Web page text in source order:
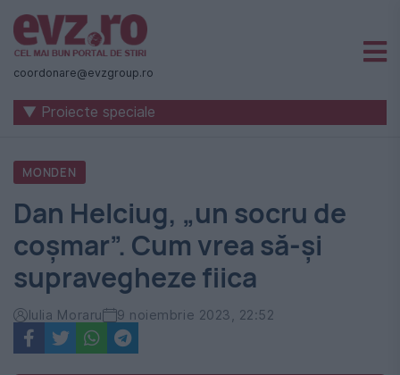
Știri
naționale
internaționale
România
-
Evenimentul
Zilei
coordonare@evzgroup.ro
▼ Proiecte speciale
MONDEN
Dan Helciug, „un socru de
coșmar”. Cum vrea să-și
supravegheze fiica
Iulia Moraru 9 noiembrie 2023, 22:52